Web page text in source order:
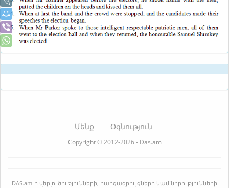
Մենք Օգնություն
Copyright © 2012-2026 - Das.am
DAS.am-ի վերլուծությունների, հարցազրույցների կամ նորությունների